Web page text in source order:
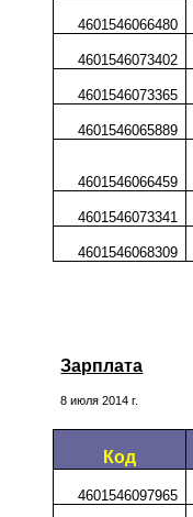
4601546066480
4601546073402
4601546073365
4601546065889
4601546066459
4601546073341
4601546068309
Зарплата
8 июля 2014 г.
Код
4601546097965